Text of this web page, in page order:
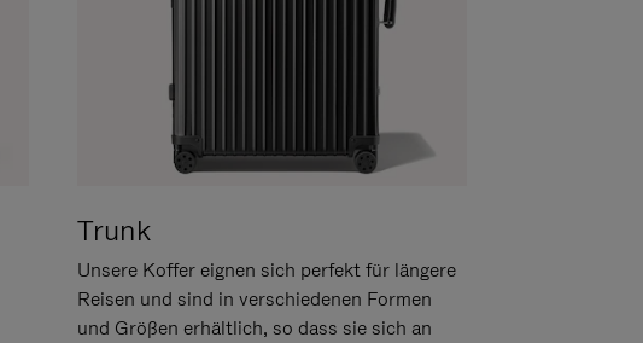
Trunk
Unsere Koffer eignen sich perfekt für längere
Reisen und sind in verschiedenen Formen
und Größen erhältlich, so dass sie sich an